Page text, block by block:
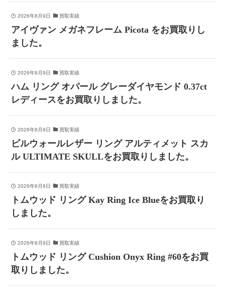
2026年8月9日 買取実績
アイヴァン メガネフレーム Picota をお買取りし
ました。
2026年8月9日 買取実績
ハム リング オパール グレーダイヤモンド 0.37ct
レディースをお買取りしました。
2026年8月9日 買取実績
ビルウォールレザー リング アルティメット スカ
ル ULTIMATE SKULLをお買取りしました。
2026年8月9日 買取実績
トムウッド リング Kay Ring Ice Blueをお買取り
しました。
2026年8月9日 買取実績
トムウッド リング Cushion Onyx Ring #60をお買
取りしました。